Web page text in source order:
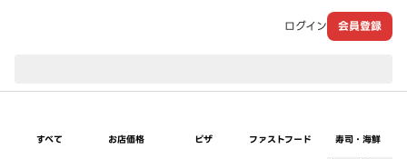
ログイン 会員登録
すべて お店価格 ピザ ファストフード 寿司・海鮮